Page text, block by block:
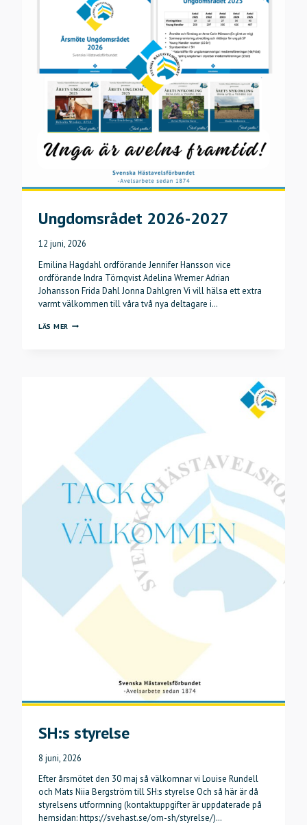
Ungdomsrådet 2026-2027
12 juni, 2026
Emilina Hagdahl ordförande Jennifer Hansson vice
ordförande Indra Törnqvist Adelina Wremer Adrian
Johansson Frida Dahl Jonna Dahlgren Vi vill hälsa ett extra
varmt välkommen till våra två nya deltagare i…
LÄS MER UNGDOMSRÅDET
SH:s styrelse
8 juni, 2026
Efter årsmötet den 30 maj så välkomnar vi Louise Rundell
och Mats Niia Bergström till SH:s styrelse Och så här är då
styrelsens utformning (kontaktuppgifter är uppdaterade på
hemsidan: https://svehast.se/om-sh/styrelse/)…